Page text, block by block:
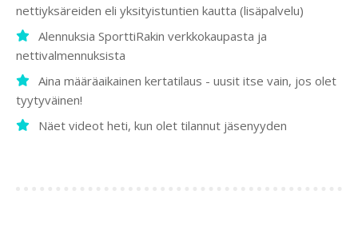
nettiyksäreiden eli yksityistuntien kautta (lisäpalvelu)
Alennuksia SporttiRakin verkkokaupasta ja
nettivalmennuksista
Aina määräaikainen kertatilaus - uusit itse vain, jos olet
tyytyväinen!
Näet videot heti, kun olet tilannut jäsenyyden